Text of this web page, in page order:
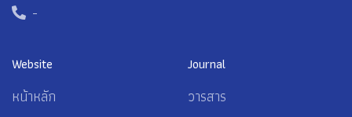
-
Website
หน้าหลัก
Journal
วารสาร